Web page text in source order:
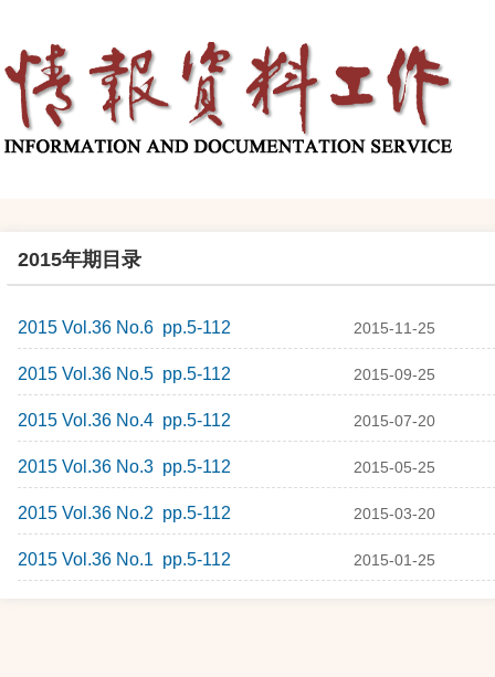
2015年期目录
2015 Vol.36 No.6 pp.5-112 2015-11-25
2015 Vol.36 No.5 pp.5-112 2015-09-25
2015 Vol.36 No.4 pp.5-112 2015-07-20
2015 Vol.36 No.3 pp.5-112 2015-05-25
2015 Vol.36 No.2 pp.5-112 2015-03-20
2015 Vol.36 No.1 pp.5-112 2015-01-25